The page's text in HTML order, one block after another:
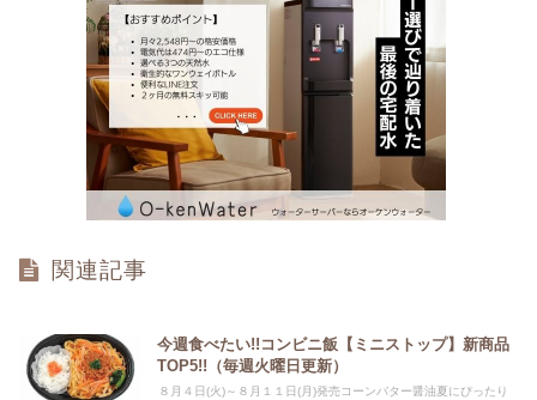
関連記事
今週食べたい!!コンビニ飯【ミニストップ】新商品
TOP5!!（毎週火曜日更新）
８月４日(火)～８月１１日(月)発売コーンバター醤油夏にぴったり